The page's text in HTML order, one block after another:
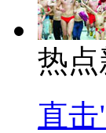
热点
直